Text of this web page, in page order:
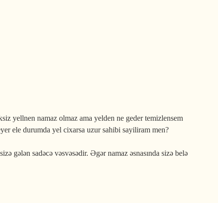
yellnen namaz olmaz ama yelden ne geder temizlensem
ele durumda yel cixarsa uzur sahibi sayiliram men?
gələn sadəcə vəsvəsədir. Əgər namaz əsnasında sizə belə